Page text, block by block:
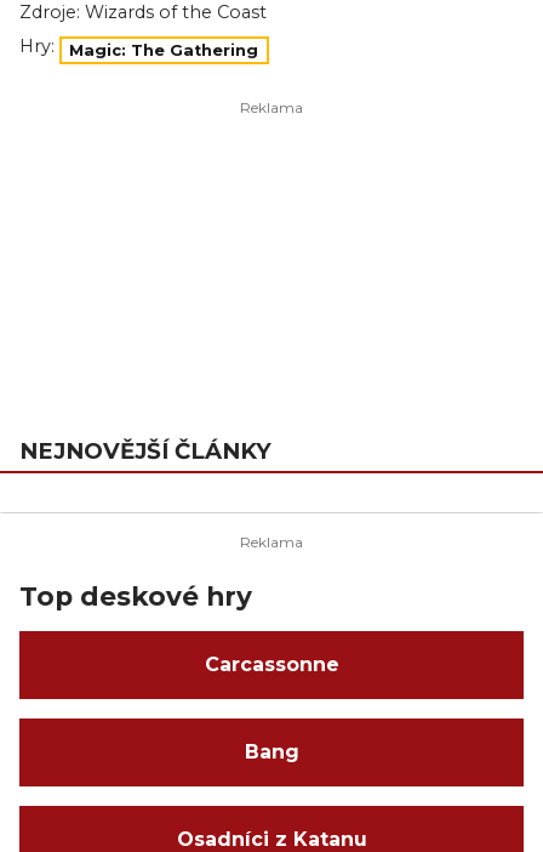
Zdroje: Wizards of the Coast
Hry:
Magic: The Gathering
NEJNOVĚJŠÍ ČLÁNKY
Top deskové hry
Carcassonne
Bang
Osadníci z Katanu